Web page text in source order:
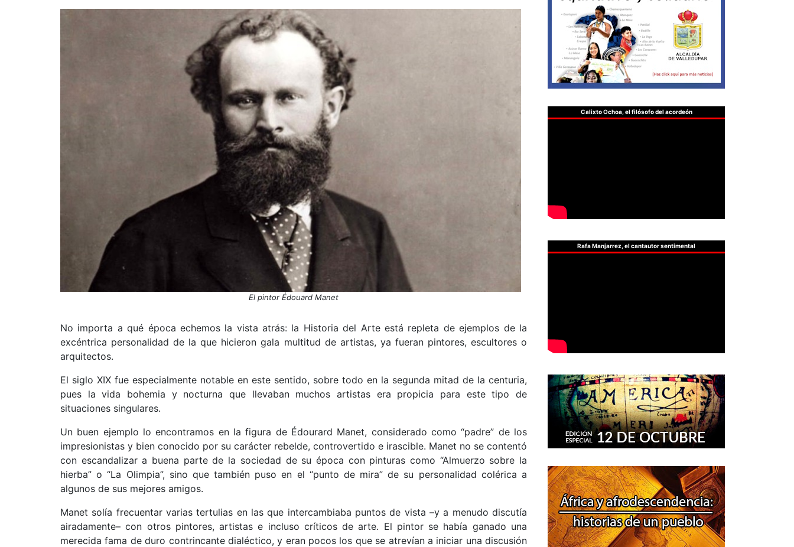
El pintor Édouard Manet
No importa a qué época echemos la vista atrás: la Historia del Arte está repleta de ejemplos de la
excéntrica personalidad de la que hicieron gala multitud de artistas, ya fueran pintores, escultores o
arquitectos.
El siglo XIX fue especialmente notable en este sentido, sobre todo en la segunda mitad de la centuria,
pues la vida bohemia y nocturna que llevaban muchos artistas era propicia para este tipo de
situaciones singulares.
Un buen ejemplo lo encontramos en la figura de Édourard Manet, considerado como “padre” de los
impresionistas y bien conocido por su carácter rebelde, controvertido e irascible. Manet no se contentó
con escandalizar a buena parte de la sociedad de su época con pinturas como “Almuerzo sobre la
hierba” o “La Olimpia”, sino que también puso en el “punto de mira” de su personalidad colérica a
algunos de sus mejores amigos.
Manet solía frecuentar varias tertulias en las que intercambiaba puntos de vista –y a menudo discutía
airadamente– con otros pintores, artistas e incluso críticos de arte. El pintor se había ganado una
merecida fama de duro contrincante dialéctico, y eran pocos los que se atrevían a iniciar una discusión
Calixto Ochoa, el filósofo del acordeón
Rafa Manjarrez, el cantautor sentimental